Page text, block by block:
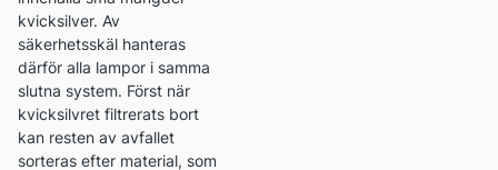
kvicksilver. Av
säkerhetsskäl hanteras
därför alla lampor i samma
slutna system. Först när
kvicksilvret filtrerats bort
kan resten av avfallet
sorteras efter material, som